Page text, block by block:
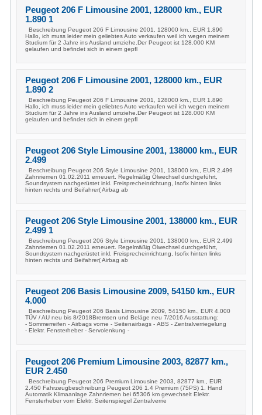
Peugeot 206 F Limousine 2001, 128000 km., EUR
1.890 1
Beschreibung Peugeot 206 F Limousine 2001, 128000 km., EUR 1.890
Hallo, ich muss leider mein geliebtes Auto verkaufen weil ich wegen meinem
Studium für 2 Jahre ins Ausland umziehe.Der Peugeot ist 128.000 KM
gelaufen und befindet sich in einem gepfl
Peugeot 206 F Limousine 2001, 128000 km., EUR
1.890 2
Beschreibung Peugeot 206 F Limousine 2001, 128000 km., EUR 1.890
Hallo, ich muss leider mein geliebtes Auto verkaufen weil ich wegen meinem
Studium für 2 Jahre ins Ausland umziehe.Der Peugeot ist 128.000 KM
gelaufen und befindet sich in einem gepfl
Peugeot 206 Style Limousine 2001, 138000 km., EUR
2.499
Beschreibung Peugeot 206 Style Limousine 2001, 138000 km., EUR 2.499
Zahnriemen 01.02.2011 erneuert. Regelmäßig Ölwechsel durchgeführt,
Soundsystem nachgerüstet inkl. Freisprecheinrichtung, Isofix hinten links
hinten rechts und Beifahrer( Airbag ab
Peugeot 206 Style Limousine 2001, 138000 km., EUR
2.499 1
Beschreibung Peugeot 206 Style Limousine 2001, 138000 km., EUR 2.499
Zahnriemen 01.02.2011 erneuert. Regelmäßig Ölwechsel durchgeführt,
Soundsystem nachgerüstet inkl. Freisprecheinrichtung, Isofix hinten links
hinten rechts und Beifahrer( Airbag ab
Peugeot 206 Basis Limousine 2009, 54150 km., EUR
4.000
Beschreibung Peugeot 206 Basis Limousine 2009, 54150 km., EUR 4.000
TÜV / AU neu bis 8/2018Bremsen und Beläge neu 7/2016 Ausstattung:
- Sommerreifen - Airbags vorne - Seitenairbags - ABS - Zentralverriegelung
- Elektr. Fensterheber - Servolenkung -
Peugeot 206 Premium Limousine 2003, 82877 km.,
EUR 2.450
Beschreibung Peugeot 206 Premium Limousine 2003, 82877 km., EUR
2.450 Fahrzeugbeschreibung Peugeot 206 1.4 Premium (75PS) 1. Hand
Automatik Klimaanlage Zahnriemen bei 65306 km gewechselt Elektr.
Fensterheber vorn Elektr. Seitenspiegel Zentralverrie